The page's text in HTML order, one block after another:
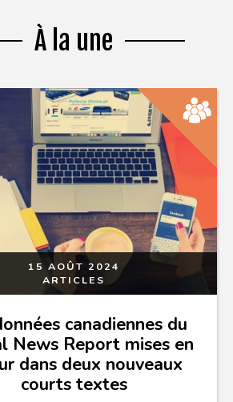
À la une
15 AOÛT 2024
ARTICLES
canadiennes du
News Report mises en
dans deux nouveaux
courts textes